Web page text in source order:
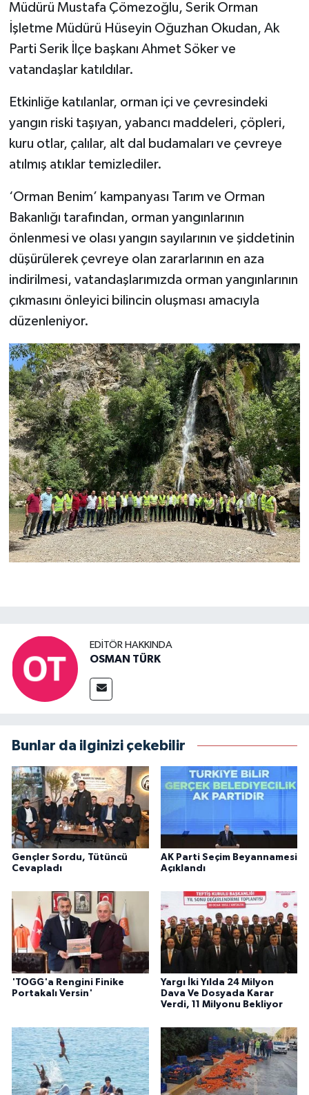
Müdürü Mustafa Çömezoğlu, Serik Orman
İşletme Müdürü Hüseyin Oğuzhan Okudan, Ak
Parti Serik İlçe başkanı Ahmet Söker ve
vatandaşlar katıldılar.
Etkinliğe katılanlar, orman içi ve çevresindeki
yangın riski taşıyan, yabancı maddeleri, çöpleri,
kuru otlar, çalılar, alt dal budamaları ve çevreye
atılmış atıklar temizlediler.
‘Orman Benim’ kampanyası Tarım ve Orman
Bakanlığı tarafından, orman yangınlarının
önlenmesi ve olası yangın sayılarının ve şiddetinin
düşürülerek çevreye olan zararlarının en aza
indirilmesi, vatandaşlarımızda orman yangınlarının
çıkmasını önleyici bilincin oluşması amacıyla
düzenleniyor.
EDITÖR HAKKINDA
OSMAN TÜRK
Bunlar da ilginizi çekebilir
Gençler Sordu, Tütüncü
Cevapladı
AK Parti Seçim Beyannamesi
Açıklandı
'TOGG'a Rengini Finike
Portakalı Versin'
Yargı İki Yılda 24 Milyon
Dava Ve Dosyada Karar
Verdi, 11 Milyonu Bekliyor